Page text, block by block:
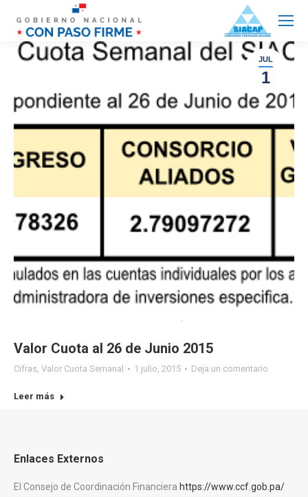
JUL
1
Valor Cuota al 26 de Junio 2015
Cifras, Valor Cuota Semanal 1 julio, 2015 Deja un comentario
Leer más
Enlaces Externos
El Consejo de Coordinación Financiera https://www.ccf.gob.pa/